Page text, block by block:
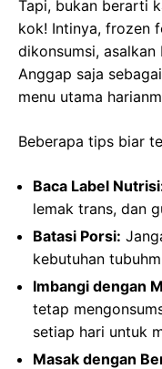
Tapi, bukan berarti
kok! Intinya, frozen
dikonsumsi,
Anggap saja
menu utama
Beberapa tips biar
Baca Label
lemak trans, dan
Batasi Porsi:
kebutuhan
Imbangi dengan
tetap
setiap hari untuk
Masak dengan